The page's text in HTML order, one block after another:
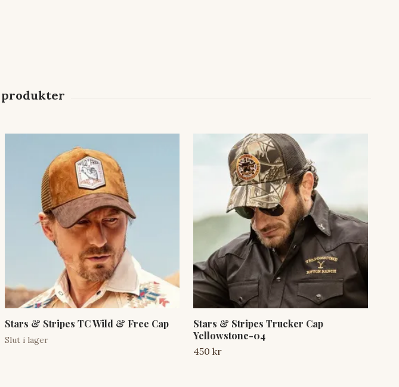
Stars & Stripes TC Wild & Free Cap
Slut i lager
Stars & Stripes Trucker Cap
Yellowstone-04
450 kr